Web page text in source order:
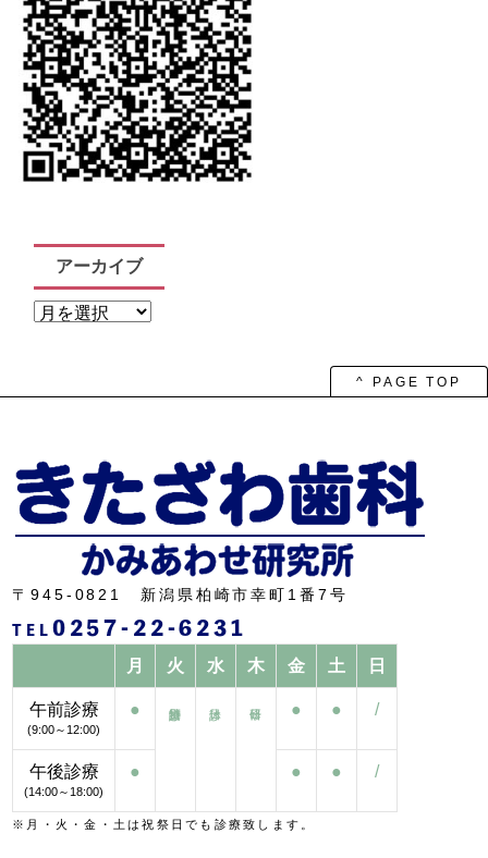
アーカイブ
ア
ー
^ PAGE TOP
〒945-0821 新潟県柏崎市幸町1番7号
TEL 0257-22-6231
月 火 水 木 金 土 日
午前診療
(9:00～12:00)
● ● ● /
午後診療
(14:00～18:00)
● ● ● /
※月・火・金・土は祝祭日でも診療致します。